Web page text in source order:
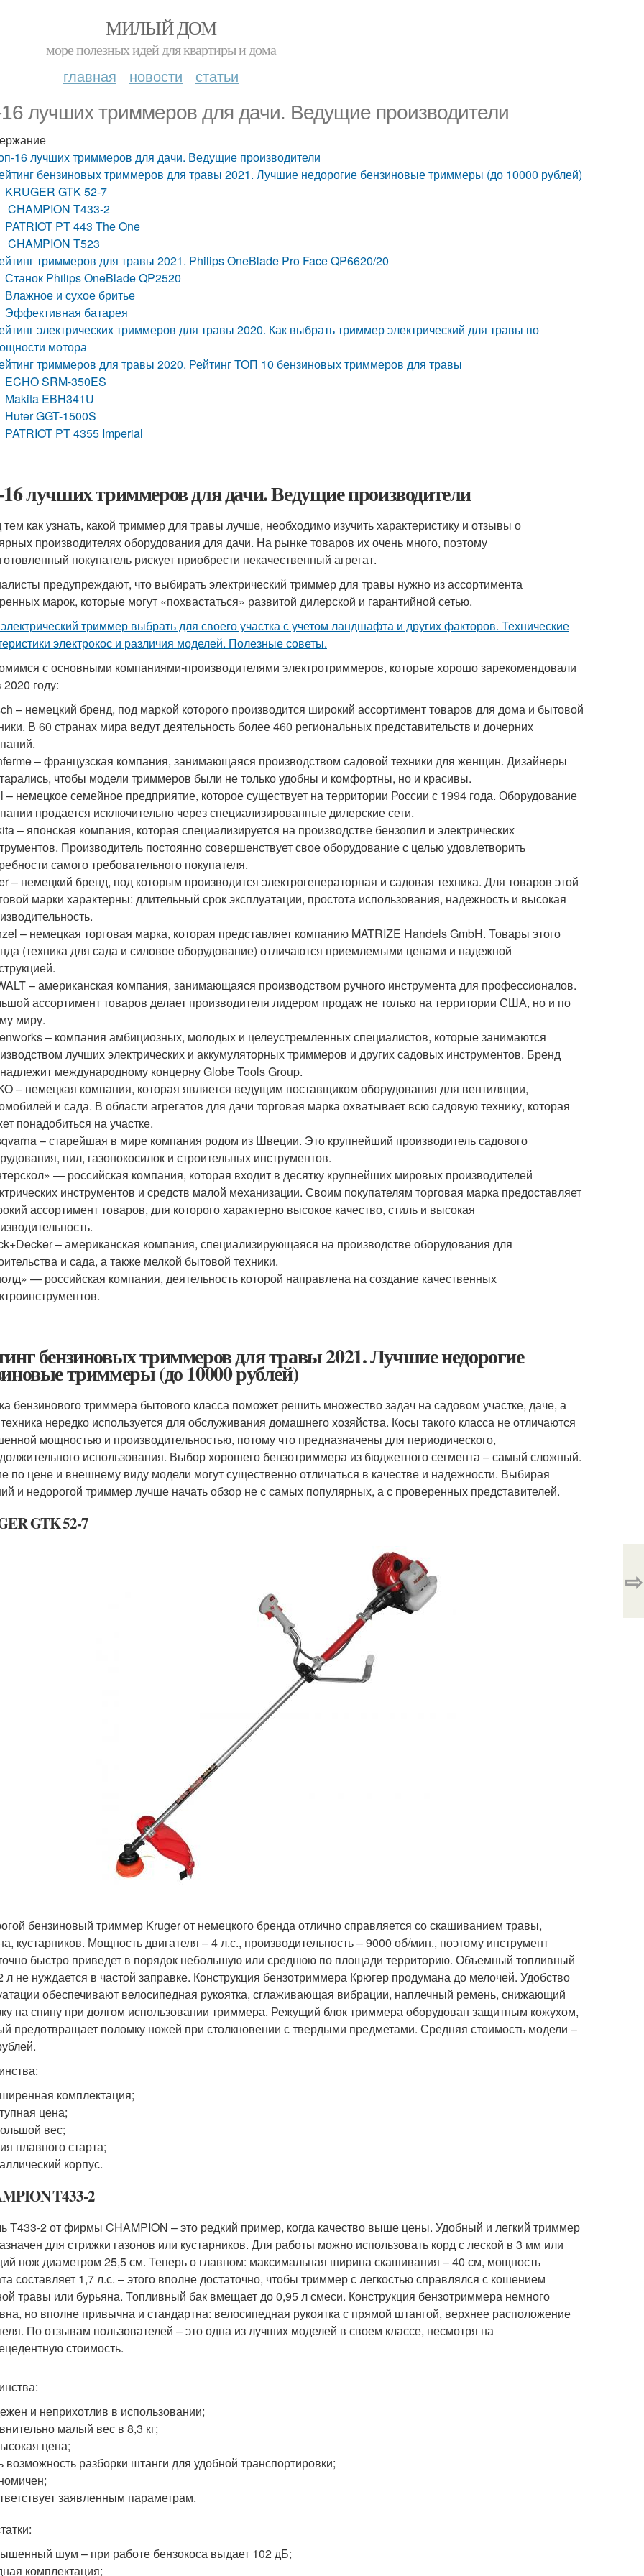
МИЛЫЙ ДОМ
море полезных идей для квартиры и дома
главная новости статьи
лучших триммеров для дачи. Ведущие производители
16 лучших триммеров для дачи. Ведущие производители
бензиновых триммеров для травы 2021. Лучшие недорогие бензиновые триммеры (до 10000 рублей)
KRUGER GTK 52-7
CHAMPION T433-2
PATRIOT PT 443 The One
CHAMPION Т523
триммеров для травы 2021. Philips OneBlade Pro Face QP6620/20
Станок Philips OneBlade QP2520
Влажное и сухое бритье
Эффективная батарея
электрических триммеров для травы 2020. Как выбрать триммер электрический для травы по
мотора
триммеров для травы 2020. Рейтинг ТОП 10 бензиновых триммеров для травы
ECHO SRM-350ES
Makita EBH341U
Huter GGT-1500S
PATRIOT PT 4355 Imperial
лучших триммеров для дачи. Ведущие производители
как узнать, какой триммер для травы лучше, необходимо изучить характеристику и отзывы о
производителях оборудования для дачи. На рынке товаров их очень много, поэтому
покупатель рискует приобрести некачественный агрегат.
предупреждают, что выбирать электрический триммер для травы нужно из ассортимента
марок, которые могут «похвастаться» развитой дилерской и гарантийной сетью.
триммер выбрать для своего участка с учетом ландшафта и других факторов. Технические
электрокос и различия моделей. Полезные советы.
с основными компаниями-производителями электротриммеров, которые хорошо зарекомендовали
году:
– немецкий бренд, под маркой которого производится широкий ассортимент товаров для дома и бытовой
В 60 странах мира ведут деятельность более 460 региональных представительств и дочерних
– французская компания, занимающаяся производством садовой техники для женщин. Дизайнеры
чтобы модели триммеров были не только удобны и комфортны, но и красивы.
– немецкое семейное предприятие, которое существует на территории России с 1994 года. Оборудование
продается исключительно через специализированные дилерские сети.
– японская компания, которая специализируется на производстве бензопил и электрических
Производитель постоянно совершенствует свое оборудование с целью удовлетворить
самого требовательного покупателя.
– немецкий бренд, под которым производится электрогенераторная и садовая техника. Для товаров этой
марки характерны: длительный срок эксплуатации, простота использования, надежность и высокая
– немецкая торговая марка, которая представляет компанию MATRIZE Handels GmbH. Товары этого
(техника для сада и силовое оборудование) отличаются приемлемыми ценами и надежной
– американская компания, занимающаяся производством ручного инструмента для профессионалов.
ассортимент товаров делает производителя лидером продаж не только на территории США, но и по
миру.
– компания амбициозных, молодых и целеустремленных специалистов, которые занимаются
лучших электрических и аккумуляторных триммеров и других садовых инструментов. Бренд
международному концерну Globe Tools Group.
– немецкая компания, которая является ведущим поставщиком оборудования для вентиляции,
и сада. В области агрегатов для дачи торговая марка охватывает всю садовую технику, которая
понадобиться на участке.
– старейшая в мире компания родом из Швеции. Это крупнейший производитель садового
пил, газонокосилок и строительных инструментов.
— российская компания, которая входит в десятку крупнейших мировых производителей
инструментов и средств малой механизации. Своим покупателям торговая марка предоставляет
ассортимент товаров, для которого характерно высокое качество, стиль и высокая
– американская компания, специализирующаяся на производстве оборудования для
и сада, а также мелкой бытовой техники.
— российская компания, деятельность которой направлена на создание качественных
бензиновых триммеров для травы 2021. Лучшие недорогие
триммеры (до 10000 рублей)
бензинового триммера бытового класса поможет решить множество задач на садовом участке, даче, а
нередко используется для обслуживания домашнего хозяйства. Косы такого класса не отличаются
мощностью и производительностью, потому что предназначены для периодического,
использования. Выбор хорошего бензотриммера из бюджетного сегмента – самый сложный.
по цене и внешнему виду модели могут существенно отличаться в качестве и надежности. Выбирая
и недорогой триммер лучше начать обзор не с самых популярных, а с проверенных представителей.
GTK 52-7
бензиновый триммер Kruger от немецкого бренда отлично справляется со скашиванием травы,
кустарников. Мощность двигателя – 4 л.с., производительность – 9000 об/мин., поэтому инструмент
быстро приведет в порядок небольшую или среднюю по площади территорию. Объемный топливный
л не нуждается в частой заправке. Конструкция бензотриммера Крюгер продумана до мелочей. Удобство
обеспечивают велосипедная рукоятка, сглаживающая вибрации, наплечный ремень, снижающий
на спину при долгом использовании триммера. Режущий блок триммера оборудован защитным кожухом,
предотвращает поломку ножей при столкновении с твердыми предметами. Средняя стоимость модели –
комплектация;
цена;
вес;
плавного старта;
корпус.
T433-2
Т433-2 от фирмы CHAMPION – это редкий пример, когда качество выше цены. Удобный и легкий триммер
для стрижки газонов или кустарников. Для работы можно использовать корд с леской в 3 мм или
нож диаметром 25,5 см. Теперь о главном: максимальная ширина скашивания – 40 см, мощность
составляет 1,7 л.с. – этого вполне достаточно, чтобы триммер с легкостью справлялся с кошением
травы или бурьяна. Топливный бак вмещает до 0,95 л смеси. Конструкция бензотриммера немного
но вполне привычна и стандартна: велосипедная рукоятка с прямой штангой, верхнее расположение
По отзывам пользователей – это одна из лучших моделей в своем классе, несмотря на
стоимость.
и неприхотлив в использовании;
малый вес в 8,3 кг;
цена;
возможность разборки штанги для удобной транспортировки;
заявленным параметрам.
шум – при работе бензокоса выдает 102 дБ;
комплектация;
⇨